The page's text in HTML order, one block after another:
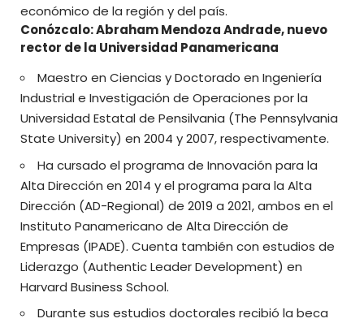
económico de la región y del país.
Conózcalo: Abraham Mendoza Andrade, nuevo
rector de la Universidad Panamericana
Maestro en Ciencias y Doctorado en Ingeniería
Industrial e Investigación de Operaciones por la
Universidad Estatal de Pensilvania (The Pennsylvania
State University) en 2004 y 2007, respectivamente.
Ha cursado el programa de Innovación para la
Alta Dirección en 2014 y el programa para la Alta
Dirección (AD-Regional) de 2019 a 2021, ambos en el
Instituto Panamericano de Alta Dirección de
Empresas (IPADE). Cuenta también con estudios de
Liderazgo (Authentic Leader Development) en
Harvard Business School.
Durante sus estudios doctorales recibió la beca